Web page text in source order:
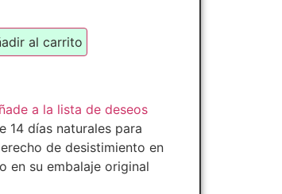
al carrito
a la lista de deseos
14 días naturales para
de desistimiento en
en su embalaje original